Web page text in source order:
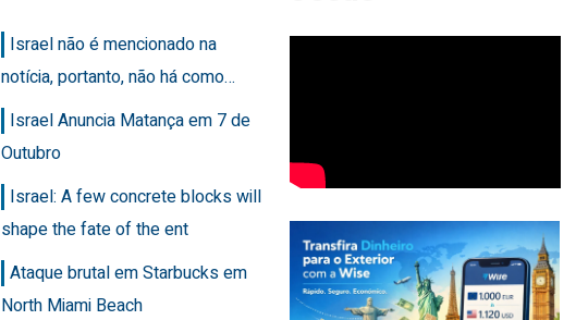
Israel não é mencionado na
notícia, portanto, não há como…
Israel Anuncia Matança em 7 de
Outubro
Israel: A few concrete blocks will
shape the fate of the ent
Ataque brutal em Starbucks em
North Miami Beach